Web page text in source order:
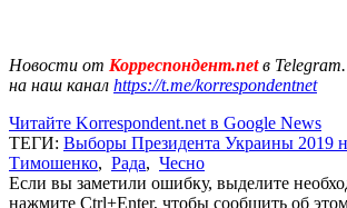
Новости от Корреспондент.netв
на наш канал https://t.me/korrespondentnet
Читайте Korrespondent.net в Google News
ТЕГИ: Выборы Президента Украины 2019
Тимошенко, Рада, Чесно
Если вы заметили ошибку, выделите
нажмите Ctrl+Enter, чтобы сообщить об